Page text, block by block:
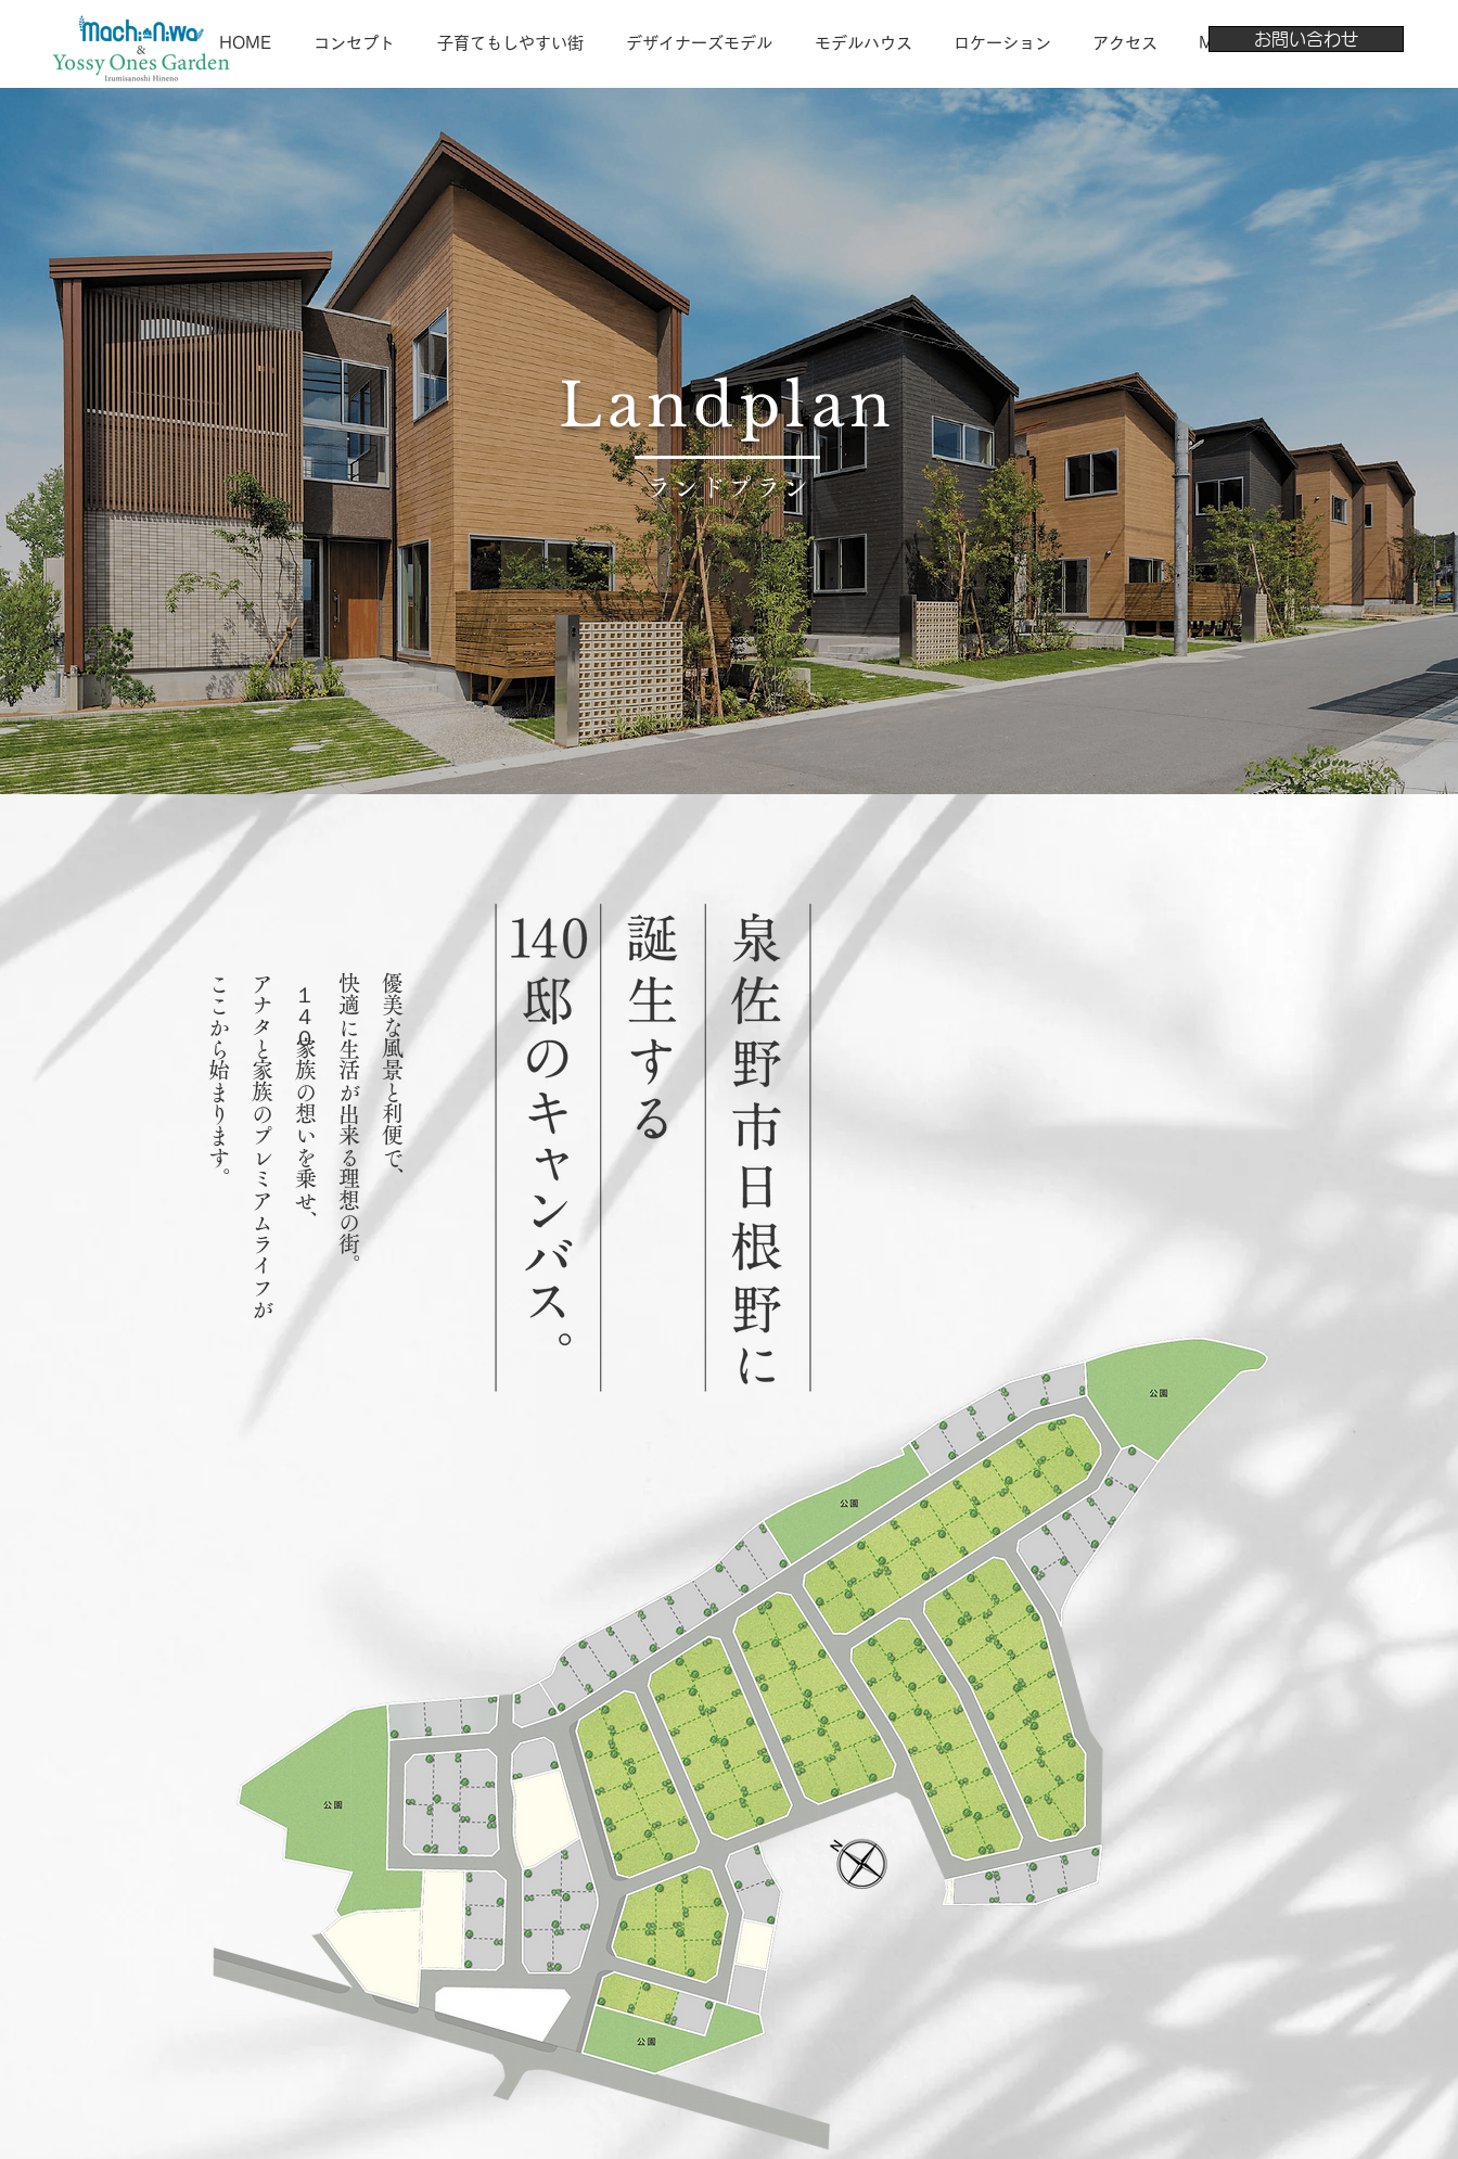
お問い合わせ
HOME コンセプト 子育てもしやすい街 デザイナーズモデル モデルハウス ロケーション アクセス More
Landplan
ランドプラン
優美な風景と利便で、
快適に生活が出来る理想の街。
１４０家族の想いを乗せ、
アナタと家族のプレミアムライフが
ここから始まります。